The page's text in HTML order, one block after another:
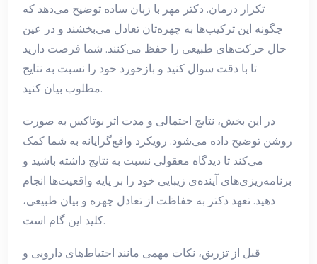
تکرار درمان. دکتر مهر با زبان ساده توضیح می‌دهد که
چگونه این ترکیب‌ها به چهره‌تان تعادل می‌بخشند و در عین
حال حرکت‌های طبیعی را حفظ می‌کنند. شما فرصت دارید
تا با دقت سوال کنید و بازخورد خود را نسبت به نتایج
مطلوب بیان کنید.
در این بخش، نتایج احتمالی و مدت اثر بوتاکس به صورت
روشن توضیح داده می‌شود. رویکرد واقع‌گرایانه به شما کمک
می‌کند تا دیدگاه معقولی نسبت به نتایج داشته باشید و
برنامه‌ریزی‌های آینده‌ی زیبایی خود را بر پایه واقعیت‌ها انجام
دهید. تعهد دکتر به حفاظت از تعادل چهره و بیان طبیعی،
کلید این گام است.
قبل از تزریق، نکات مهمی مانند احتیاط‌های دارویی و